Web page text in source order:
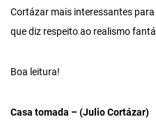
Cortázar mais interessantes
que diz respeito ao realismo
Boa leitura!
Casa tomada – (Julio Cortázar)